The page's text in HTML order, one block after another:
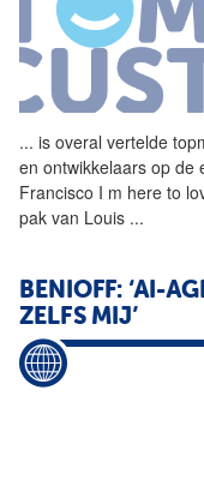
... is overal vertelde
en ontwikkelaars op de
Francisco I m here to
pak van Louis ...
BENIOFF: ‘AI-
ZELFS MIJ’